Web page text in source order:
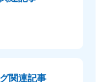
関連記事